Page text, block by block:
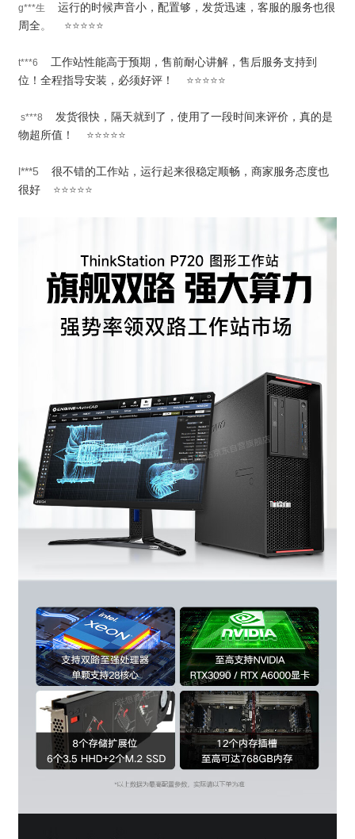
g***生
运行的时候声音小，配置够，发货迅速，客服的服务也很
周全。 ⭐⭐⭐⭐⭐
t***6
工作站性能高于预期，售前耐心讲解，售后服务支持到
位！全程指导安装，必须好评！
⭐⭐⭐⭐⭐
s***8
发货很快，隔天就到了，使用了一段时间来评价，真的是
物超所值！
⭐⭐⭐⭐⭐
l***5很不错的工作站，运行起来很稳定顺畅，商家服务态度也
很好 ⭐⭐⭐⭐⭐